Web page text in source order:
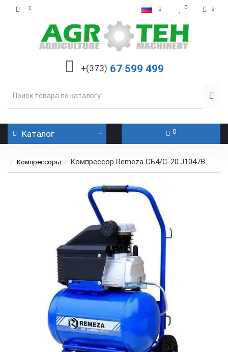
0
+(373) 67 599 499
Каталог 0
Компрессоры Компрессор Remeza СБ4/С-20.J1047B